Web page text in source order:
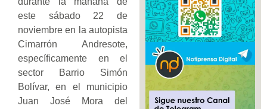
este sábado 22 de
noviembre en la autopista
Cimarrón Andresote,
específicamente en el
sector Barrio Simón
Bolívar, en el municipio
Juan José Mora del